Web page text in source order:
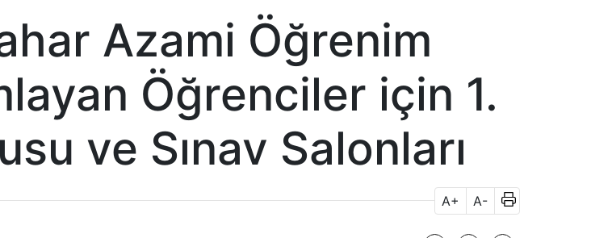
Azami Öğrenim
Öğrenciler için 1.
ve Sınav Salonları
A+ A-